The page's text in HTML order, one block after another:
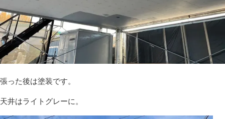
張った後は塗装です。
天井はライトグレーに。